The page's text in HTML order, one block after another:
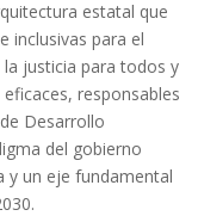
estatal que
inclusivas para el
justicia para todos y
responsables
Desarrollo
del gobierno
y un eje fundamental